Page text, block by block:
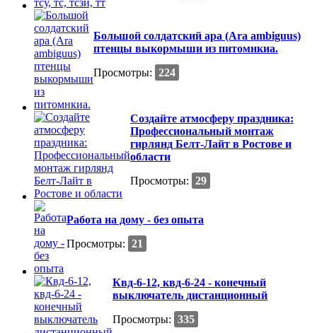
Большой солдатский ара (Ara ambiguus)
птенцы выкормыши из питомнкиа.
Просмотры: 224
Создайте атмосферу праздника:
Профессиональный монтаж
гирлянд Белт-Лайт в Ростове и
области
Просмотры: 29
Работа на дому - без опыта
Просмотры: 21
Квд-6-12, квд-6-24 - конечный
выключатель дистанционный
Просмотры: 335